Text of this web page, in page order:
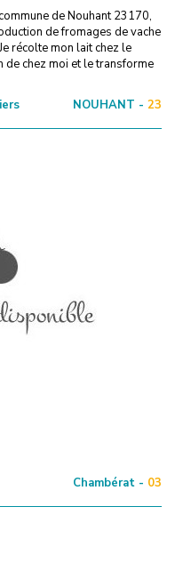
de Nouhant 23170,
de fromages de vache
récolte mon lait chez le
chez moi et le transforme
NOUHANT - 23
Chambérat - 03